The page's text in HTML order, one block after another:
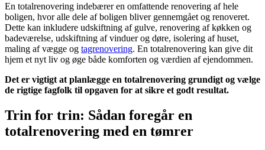
En totalrenovering indebærer en omfattende renovering af hele
boligen, hvor alle dele af boligen bliver gennemgået og renoveret.
Dette kan inkludere udskiftning af gulve, renovering af køkken og
badeværelse, udskiftning af vinduer og døre, isolering af huset,
maling af vægge og tagrenovering. En totalrenovering kan give dit
hjem et nyt liv og øge både komforten og værdien af ejendommen.
Det er vigtigt at planlægge en totalrenovering grundigt og vælge
de rigtige fagfolk til opgaven for at sikre et godt resultat.
Trin for trin: Sådan foregår en
totalrenovering med en tømrer